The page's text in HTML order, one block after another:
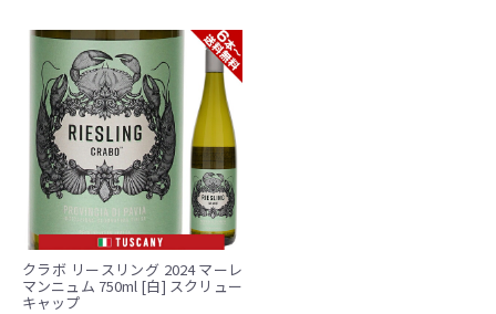
クラボ リースリング 2024 マーレ
マンニュム 750ml [白] スクリュー
キャップ